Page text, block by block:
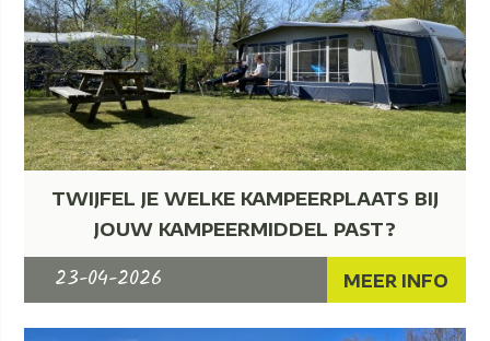
TWIJFEL JE WELKE KAMPEERPLAATS BIJ
JOUW KAMPEERMIDDEL PAST?
23-04-2026 MEER INFO